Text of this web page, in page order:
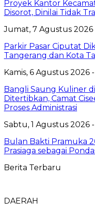
Proyek Kantor
Disorot, Dinilai Tidak
Jumat, 7 Agustus 2026
Parkir Pasar Ciputat
Tangerang dan Kota
Kamis, 6 Agustus 2026
Bangli Saung Kuliner
Ditertibkan, Camat
Proses Administrasi
Sabtu, 1 Agustus 2026
Bulan Bakti Pramuka
Prasiaga sebagai
Berita Terbaru
DAERAH